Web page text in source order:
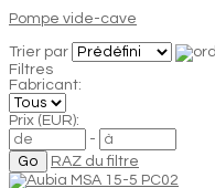
Pompe vide-cave
Trier par
Filtres
Fabricant:
Prix (EUR):
-
RAZ du filtre